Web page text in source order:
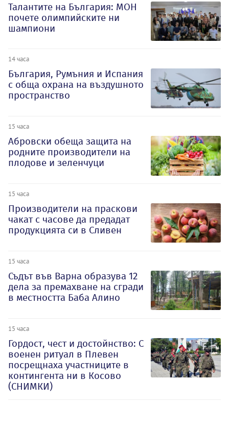
Талантите на България: МОН
почете олимпийските ни
шампиони
14 часа
България, Румъния и Испания
с обща охрана на въздушното
пространство
15 часа
Абровски обеща защита на
родните производители на
плодове и зеленчуци
15 часа
Производители на праскови
чакат с часове да предадат
продукцията си в Сливен
15 часа
Съдът във Варна образува 12
дела за премахване на сгради
в местността Баба Алино
15 часа
Гордост, чест и достойнство: С
военен ритуал в Плевен
посрещнаха участниците в
контингента ни в Косово
(СНИМКИ)